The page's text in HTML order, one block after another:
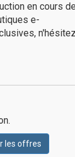
en cours de
e-
n'hésitez
les offres